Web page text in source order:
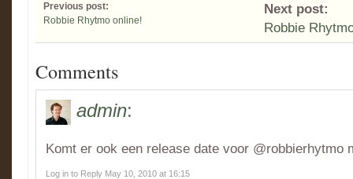
Previous post:
Robbie Rhytmo online!
Next post:
Robbie
Comments
admin:
Komt er ook een release date voor @robbierhytmo
Log in to Reply May 10, 2010 at 16:15